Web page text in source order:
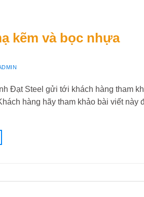
kẽm và bọc nhựa
Đạt Steel gửi tới khách hàng tham
hàng hãy tham khảo bài viết này